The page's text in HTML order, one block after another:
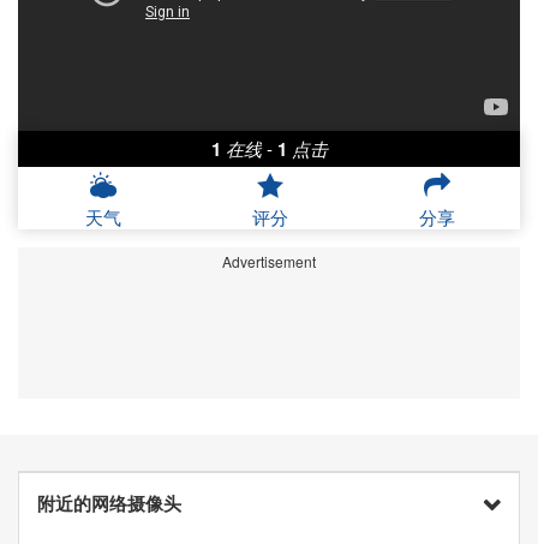
1 在线 - 1 点击
天气 评分 分享
Advertisement
附近的网络摄像头